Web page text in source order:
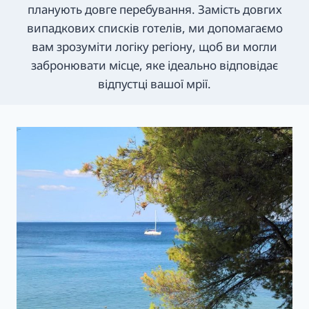
планують довге перебування. Замість довгих
випадкових списків готелів, ми допомагаємо
вам зрозуміти логіку регіону, щоб ви могли
забронювати місце, яке ідеально відповідає
відпустці вашої мрії.